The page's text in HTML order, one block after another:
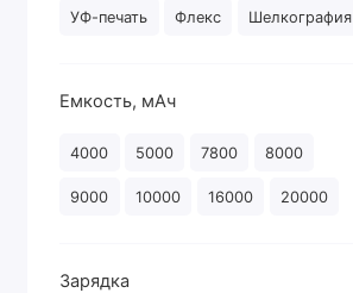
УФ-печать Флекс Шелкография
Емкость, мАч
4000 5000 7800 8000
9000 10000 16000 20000
Зарядка